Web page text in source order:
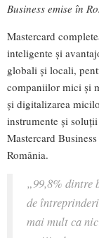
Business emise în
Mastercard
inteligente și
globali și locali,
companiilor mici și
și digitalizarea
instrumente și
Mastercard
România.
„99,8% dintre
de
mai mult ca